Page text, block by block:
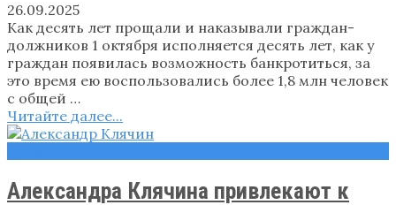
26.09.2025
Как десять лет прощали и наказывали граждан-
должников 1 октября исполняется десять лет, как у
граждан появилась возможность банкротиться, за
это время ею воспользовались более 1,8 млн человек
с общей …
Читайте далее...
Александра Клячина привлекают к